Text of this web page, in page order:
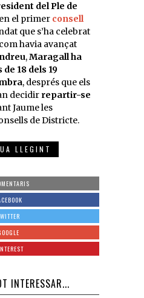
del Ple de
en el primer consell
que s’ha celebrat
havia avançat
,Maragall ha
18 dels 19
, després que els
decidir repartir-se
Jaume les
de Districte.
LLEGINT
INTERESSAR...